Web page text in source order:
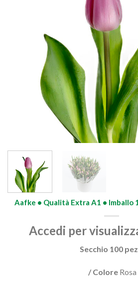
Aafke • Qualità Extra A1 • Imballo
Accedi per
Secchio 100
/ Colore Rosa